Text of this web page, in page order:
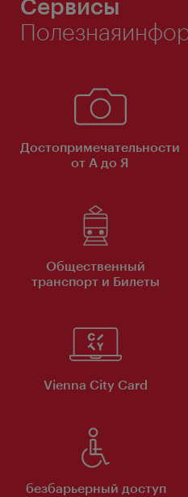
Сервисы
Достопримечательности
от А до Я
Общественный
транспорт и Билеты
Vienna City Card
безбарьерный доступ